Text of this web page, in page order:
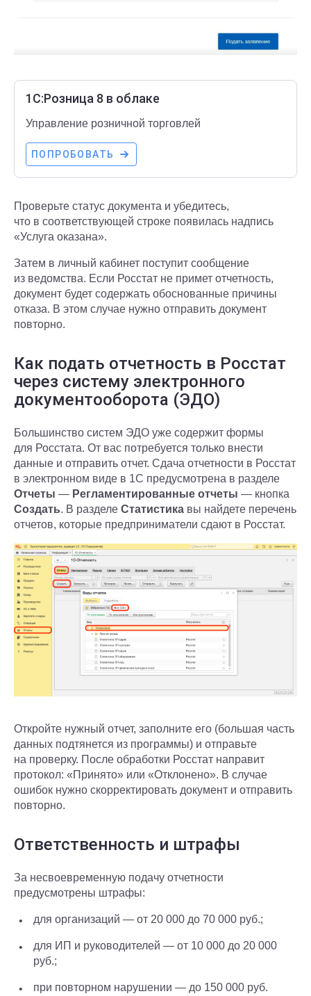
1С:Розница 8 в облаке
Управление розничной торговлей
ПОПРОБОВАТЬ
Проверьте статус документа и убедитесь,
что в соответствующей строке появилась надпись
«Услуга оказана».
Затем в личный кабинет поступит сообщение
из ведомства. Если Росстат не примет отчетность,
документ будет содержать обоснованные причины
отказа. В этом случае нужно отправить документ
повторно.
Как подать отчетность в Росстат
через систему электронного
документооборота (ЭДО)
Большинство систем ЭДО уже содержит формы
для Росстата. От вас потребуется только внести
данные и отправить отчет. Сдача отчетности в Росстат
в электронном виде в 1С предусмотрена в разделе
Отчеты — Регламентированные отчеты — кнопка
Создать. В разделе Статистика вы найдете перечень
отчетов, которые предприниматели сдают в Росстат.
Откройте нужный отчет, заполните его (большая часть
данных подтянется из программы) и отправьте
на проверку. После обработки Росстат направит
протокол: «Принято» или «Отклонено». В случае
ошибок нужно скорректировать документ и отправить
повторно.
Ответственность и штрафы
За несвоевременную подачу отчетности
предусмотрены штрафы:
для организаций — от 20 000 до 70 000 руб.;
для ИП и руководителей — от 10 000 до 20 000
руб.;
при повторном нарушении — до 150 000 руб.